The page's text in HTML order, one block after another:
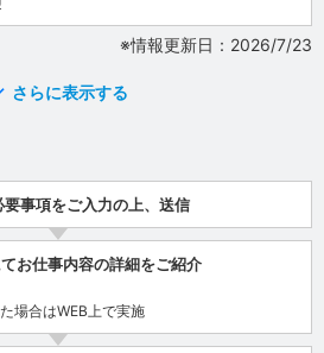
※情報更新日：2026/7/23
さらに表示する
事項をご入力の上、送信
お仕事内容の詳細をご紹介
場合はWEB上で実施